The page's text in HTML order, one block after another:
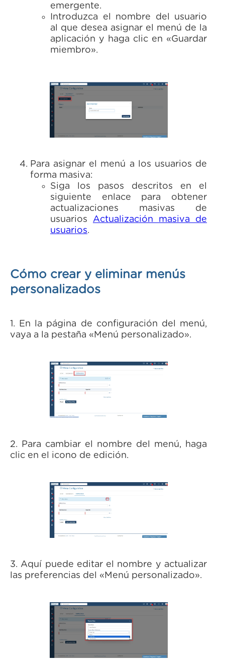
emergente.
Introduzca el nombre del usuario
al que desea asignar el menú de la
aplicación y haga clic en «Guardar
miembro».
Para asignar el menú a los usuarios de
forma masiva:
Siga los pasos descritos en el
siguiente enlace para obtener
actualizaciones masivas de
usuarios Actualización masiva de
usuarios.
Cómo crear y eliminar menús
personalizados
1. En la página de configuración del menú,
vaya a la pestaña «Menú personalizado».
2. Para cambiar el nombre del menú, haga
clic en el icono de edición.
3. Aquí puede editar el nombre y actualizar
las preferencias del «Menú personalizado».